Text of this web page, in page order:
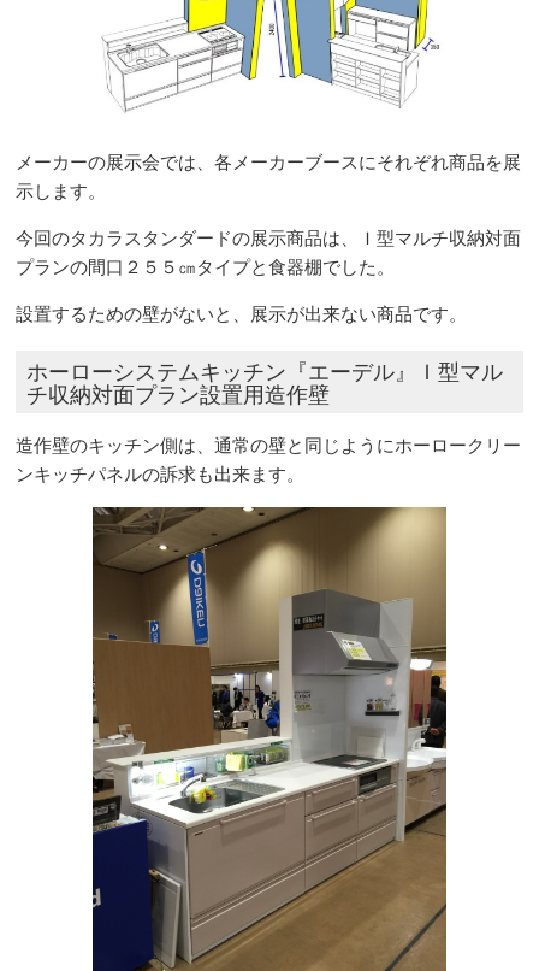
メーカーの展示会では、各メーカーブースにそれぞれ商品を展
示します。
今回のタカラスタンダードの展示商品は、Ｉ型マルチ収納対面
プランの間口２５５㎝タイプと食器棚でした。
設置するための壁がないと、展示が出来ない商品です。
ホーローシステムキッチン『エーデル』Ｉ型マル
チ収納対面プラン設置用造作壁
造作壁のキッチン側は、通常の壁と同じようにホーロークリー
ンキッチパネルの訴求も出来ます。